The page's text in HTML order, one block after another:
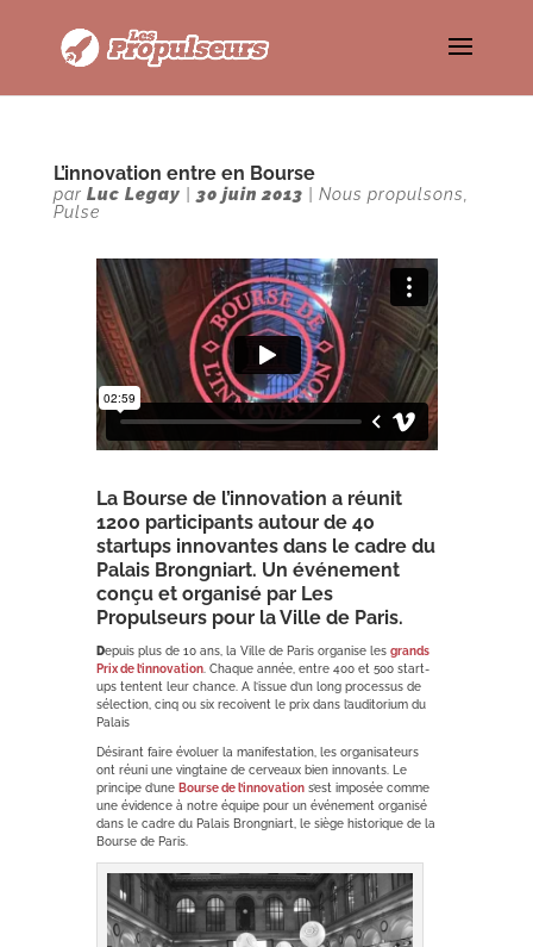
L’innovation entre en Bourse
par Luc Legay 30 juin 2013 Nous propulsons
Pulse
La Bourse de l’innovation a réunit
1200 participants autour de 40
startups innovantes dans le cadre du
Palais Brongniart. Un événement
conçu et organisé par Les
Propulseurs pour la Ville de Paris.
Depuis plus de 10 ans, la Ville de Paris organise les grands
Prix de l’innovation. Chaque année, entre 400 et 500 start-
ups tentent leur chance. A l’issue d’un long processus de
sélection, cinq ou six recoivent le prix dans l’auditorium du
Palais
Désirant faire évoluer la manifestation, les organisateurs
ont réuni une vingtaine de cerveaux bien innovants. Le
principe d’une Bourse de l’innovations’est imposée comme
une évidence à notre équipe pour un événement organisé
dans le cadre du Palais Brongniart, le siège historique de la
Bourse de Paris.